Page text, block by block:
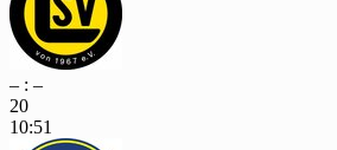
– : –
20
10:51